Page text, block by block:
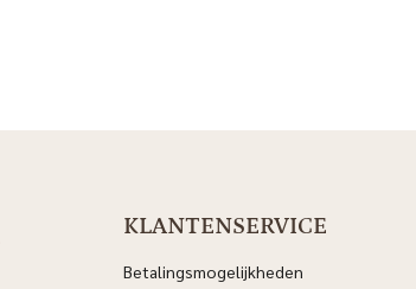
KLANTENSERVICE
Betalingsmogelijkheden